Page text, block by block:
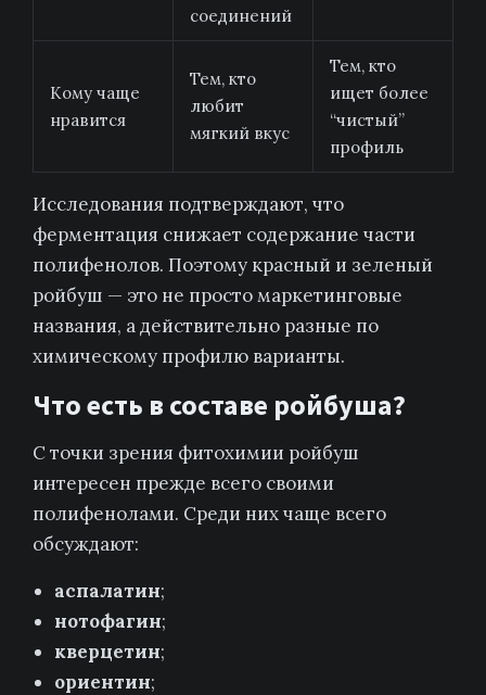
соединений
Кому чаще
нравится
Тем, кто
любит
мягкий вкус
Тем, кто
ищет более
“чистый”
профиль
Исследования подтверждают, что
ферментация снижает содержание части
полифенолов. Поэтому красный и зеленый
ройбуш — это не просто маркетинговые
названия, а действительно разные по
химическому профилю варианты.
Что есть в составе ройбуша?
С точки зрения фитохимии ройбуш
интересен прежде всего своими
полифенолами. Среди них чаще всего
обсуждают:
аспалатин;
нотофагин;
кверцетин;
ориентин;